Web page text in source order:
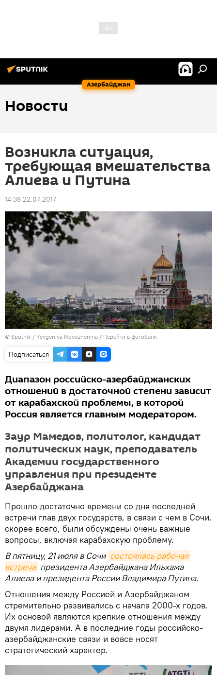
Азербайджан
Новости
Возникла ситуация,
требующая вмешательства
Алиева и Путина
14:38 22.07.2017
© Sputnik / Yevgeniya Novozhenina / Перейти в фотобанк
Подписаться
Диапазон российско-азербайджанских
отношений в достаточной степени зависит
от карабахской проблемы, в которой
Россия является главным модератором.
Заур Мамедов, политолог, кандидат
политических наук, преподаватель
Академии государственного
управления при президенте
Азербайджана
Прошло достаточно времени со дня последней
встречи глав двух государств, в связи с чем в Сочи,
скорее всего, были обсуждены очень важные
вопросы, включая карабахскую проблему.
В пятницу, 21 июля в Сочи состоялась рабочая
встреча президента Азербайджана Ильхама
Алиева и президента России Владимира Путина.
Отношения между Россией и Азербайджаном
стремительно развивались с начала 2000-х годов.
Их основой являются крепкие отношения между
двумя лидерами. А в последние годы российско-
азербайджанские связи и вовсе носят
стратегический характер.